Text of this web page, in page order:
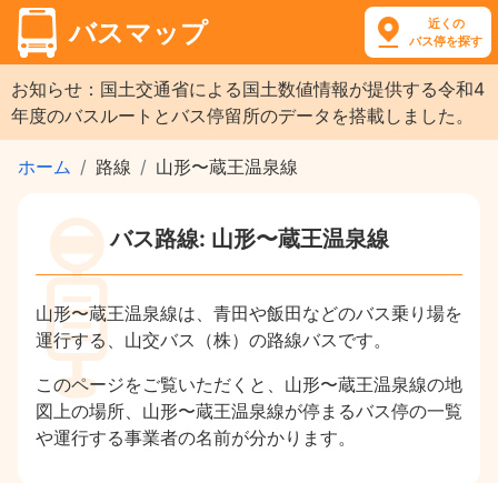
バスマップ
近くの
バス停を探す
お知らせ：国土交通省による国土数値情報が提供する令和4
年度のバスルートとバス停留所のデータを搭載しました。
ホーム 路線 山形〜蔵王温泉線
バス路線: 山形〜蔵王温泉線
山形〜蔵王温泉線は、青田や飯田などのバス乗り場を
運行する、山交バス（株）の路線バスです。
このページをご覧いただくと、山形〜蔵王温泉線の地
図上の場所、山形〜蔵王温泉線が停まるバス停の一覧
や運行する事業者の名前が分かります。